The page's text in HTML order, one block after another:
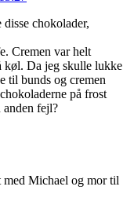
chokolader,
Cremen var helt
køl. Da jeg skulle lukke
til bunds og cremen
på frost
anden fejl?
Michael og mor til